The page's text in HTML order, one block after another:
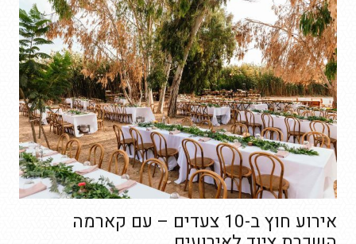
אירוע חוץ ב-10 צעדים – עם קארמה